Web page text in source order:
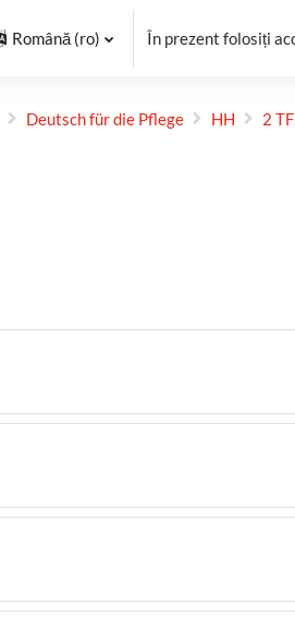
Română ‎(ro)‎ În prezent folosiți
Deutsch für die Pflege HH 2